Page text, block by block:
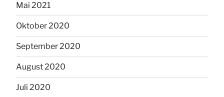
Mai 2021
Oktober 2020
September 2020
August 2020
Juli 2020